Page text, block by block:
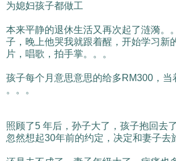
为媳妇孩子都做工
本来平静的退休生活又再次起了涟漪。
子，晚上他哭我就跟着醒，开始学习新
片，唱歌，拍手掌。。。
孩子每个月意思意思的给多RM300，当
。。。
照顾了5 年后，孙子大了，孩子抱回去
忽然想起30年前的约定，决定和妻子去